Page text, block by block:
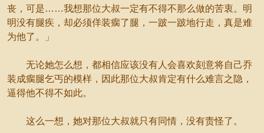
丧，可是……我想那位大叔一定有不得不那么做的苦衷。明
明没有腿疾，却必须佯装瘸了腿，一跛一跛地行走，真是难
为他了。」
无论她怎么想，都相信应该没有人会喜欢刻意将自己乔
装成瘸腿乞丐的模样，因此那位大叔肯定有什么难言之隐，
逼得他不得不如此。
这么一想，她对那位大叔就只有同情，没有责怪了。